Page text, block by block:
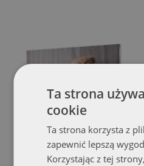
Obraz na szkle
Miś serce(#99190779)
Ta strona
cookie
Ta strona korzysta z
zapewnić lepszą
Korzystając z tej